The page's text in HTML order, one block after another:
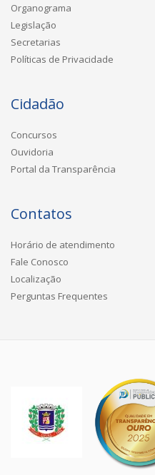
Organograma
Legislação
Secretarias
Políticas de Privacidade
Cidadão
Concursos
Ouvidoria
Portal da Transparência
Contatos
Horário de atendimento
Fale Conosco
Localização
Perguntas Frequentes